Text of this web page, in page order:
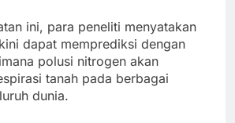
ini, para peneliti menyatakan
dapat memprediksi dengan
polusi nitrogen akan
tanah pada berbagai
dunia.